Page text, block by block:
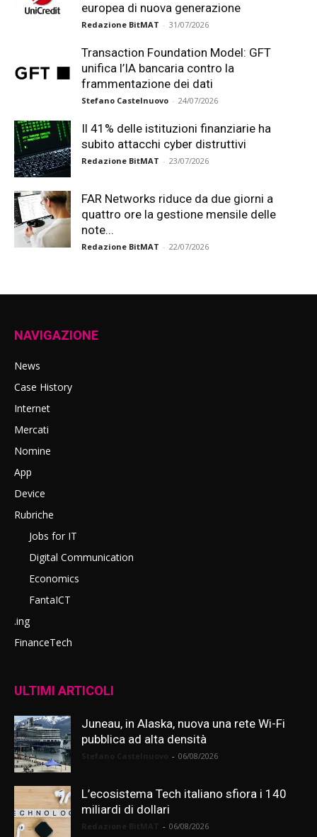
europea di nuova generazione
Redazione BitMAT - 31/07/2026
Transaction Foundation Model: GFT
unifica l’IA bancaria contro la
frammentazione dei dati
Stefano Castelnuovo - 24/07/2026
Il 41% delle istituzioni finanziarie ha
subito attacchi cyber distruttivi
Redazione BitMAT - 23/07/2026
FAR Networks riduce da due giorni a
quattro ore la gestione mensile delle
note...
Redazione BitMAT - 22/07/2026
NAVIGAZIONE
News
Case History
Internet
Mercati
Nomine
App
Device
Rubriche
Jobs for IT
Digital Communication
Economics
FantaICT
.ing
FinanceTech
ULTIMI ARTICOLI
Juneau, in Alaska, nuova una rete Wi-Fi
pubblica ad alta densità
- 06/08/2026
L’ecosistema Tech italiano sfiora i 140
miliardi di dollari
- 06/08/2026